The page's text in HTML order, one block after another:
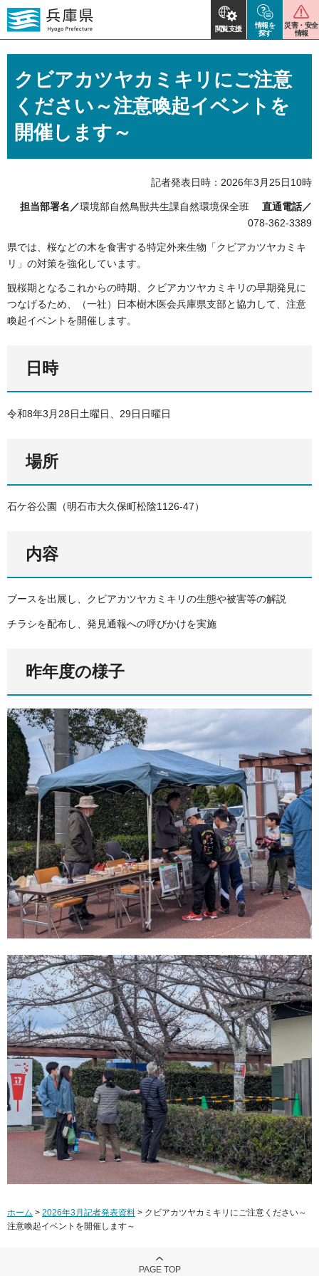
閲覧支援
情報を
探す
災害・安全
情報
クビアカツヤカミキリにご注意
ください～注意喚起イベントを
開催します～
記者発表日時：2026年3月25日10時
担当部署名／環境部自然鳥獣共生課自然環境保全班 直通電話／
078-362-3389
県では、桜などの木を食害する特定外来生物「クビアカツヤカミキ
リ」の対策を強化しています。
観桜期となるこれからの時期、クビアカツヤカミキリの早期発見に
つなげるため、（一社）日本樹木医会兵庫県支部と協力して、注意
喚起イベントを開催します。
日時
令和8年3月28日土曜日、29日日曜日
場所
石ケ谷公園（明石市大久保町松陰1126-47）
内容
ブースを出展し、クビアカツヤカミキリの生態や被害等の解説
チラシを配布し、発見通報への呼びかけを実施
昨年度の様子
ホーム > 2026年3月記者発表資料 > クビアカツヤカミキリにご注意ください～
注意喚起イベントを開催します～
PAGE TOP